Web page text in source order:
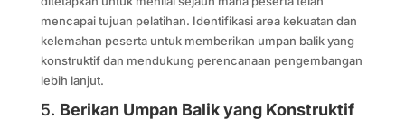
mencapai tujuan pelatihan. Identifikasi area kekuatan dan
kelemahan peserta untuk memberikan umpan balik yang
konstruktif dan mendukung perencanaan pengembangan
lebih lanjut.
5. Berikan Umpan Balik yang Konstruktif